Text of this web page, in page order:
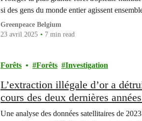
si des gens du monde entier agissent
Greenpeace Belgium
23 avril 2025
7 min read
Forêts Forêts Investigation
L’extraction illégale d’or a
cours des deux dernières années
Une analyse des données satellitaires de